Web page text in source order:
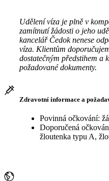
Udělení víza je plně v
zamítnutí žádosti o jeho
kancelář Čedok nenese
víza. Klientům
dostatečným předstihem a
požadované dokumenty.
Zdravotní informace a
Povinná očkování:
Doporučená
žloutenka typu A,